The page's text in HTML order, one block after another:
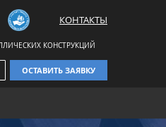
КОНТАКТЫ
КОНСТРУКЦИЙ
ОСТАВИТЬ ЗАЯВКУ